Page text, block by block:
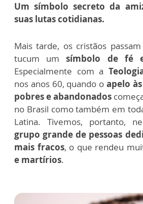
Um símbolo secreto da
suas lutas cotidianas.
Mais tarde, os cristãos
tucum um símbolo de fé
Especialmente com a
nos anos 60, quando o apelo
pobres e abandonados
no Brasil como também em
Latina. Tivemos, portanto,
grupo grande de pessoas
mais fracos, o que rendeu
e martírios.